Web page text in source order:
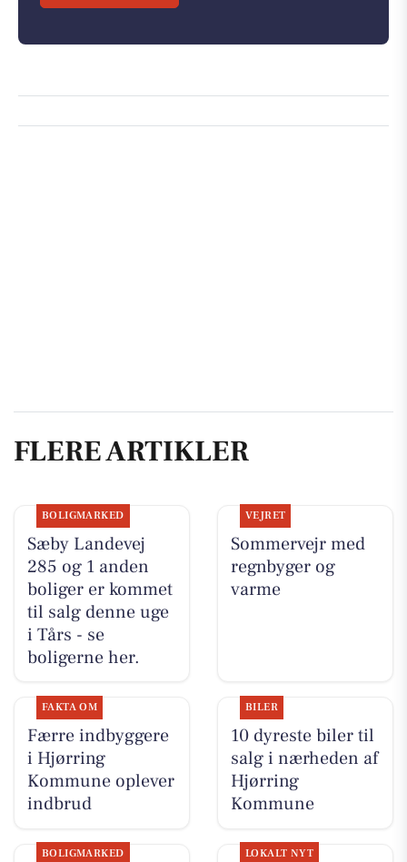
FLERE ARTIKLER
BOLIGMARKED
Sæby Landevej
285 og 1 anden
boliger er kommet
til salg denne uge
i Tårs - se
boligerne her.
VEJRET
Sommervejr med
regnbyger og
varme
FAKTA OM
Færre indbyggere
i Hjørring
Kommune oplever
indbrud
BILER
10 dyreste biler til
salg i nærheden af
Hjørring
Kommune
BOLIGMARKED LOKALT NYT